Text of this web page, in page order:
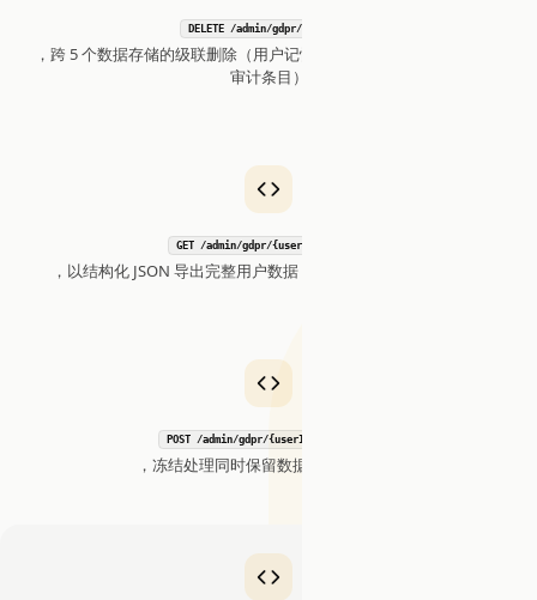
DELETE /admin/gdpr/{userId}
，跨 5 个数据存储的级联删除（用户记忆、对话、托管映射、日志、
审计条目）
GET /admin/gdpr/{userId}/export
，以结构化 JSON 导出完整用户数据（记忆、对话、审计记录）
POST /admin/gdpr/{userId}/restrict
，冻结处理同时保留数据用于争议解决